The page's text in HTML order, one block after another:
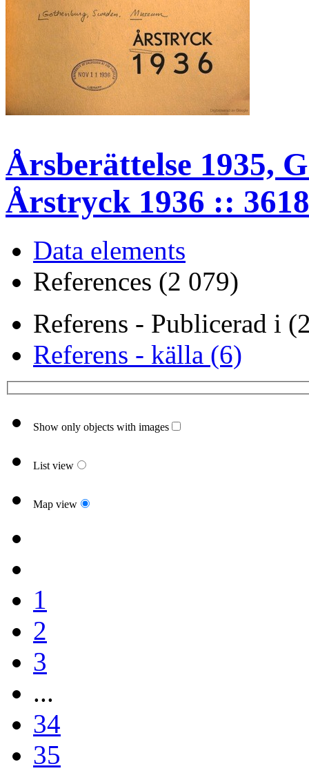
Årsberättelse 1935,
Årstryck 1936 ::
Data elements
References (2 079)
Referens - Publicerad i
Referens - källa (6)
Show only objects with images
List view
Map view
1
2
3
...
34
35